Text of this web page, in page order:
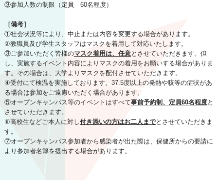
③参加人数の制限（定員 60名程度）
［備考］
①社会状況等により、中止または内容を変更する場合があります。
②教職員及び学生スタッフはマスクを着用して対応いたします。
③ご参加いただく皆様のマスク着用は、任意とさせていただきます。但
し、実施するイベント内容によりマスクの着用をお願いする場合がありま
す。その場合は、大学よりマスクを配付させていただきます。
④受付にて検温を実施しております。37.5度以上の発熱や咳等の症状があ
る場合は参加をご遠慮いただく場合があります。
⑤オープンキャンパス等のイベントはすべて事前予約制、定員60名程度と
させていただきます。
⑥高校生などご本人に対し付き添いの方はお二人までとさせていただきま
す。
⑦オープンキャンパス参加者から感染者が出た際は、保健所からの要請に
より参加者名簿を提出する場合があります。